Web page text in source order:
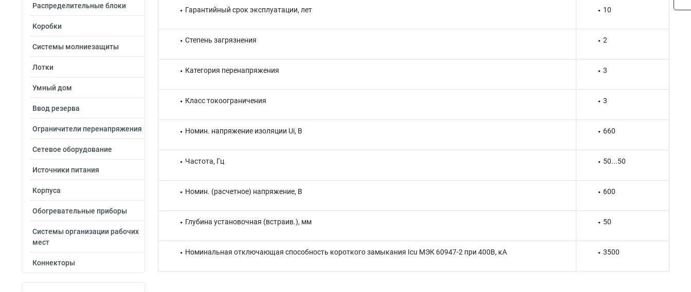
Распределительные блоки
Коробки
Системы молниезащиты
Лотки
Умный дом
Ввод резерва
Ограничители перенапряжения
Сетевое оборудование
Источники питания
Корпуса
Обогревательные приборы
Системы организации рабочих
мест
Коннекторы
Гарантийный срок эксплуатации, лет 10
Степень загрязнения 2
Категория перенапряжения 3
Класс токоограничения 3
Номин. напряжение изоляции Ui, В 660
Частота, Гц 50...50
Номин. (расчетное) напряжение, В 600
Глубина установочная (встраив.), мм 50
Номинальная отключающая способность короткого замыкания Icu МЭК 60947-2 при 400В, кА 3500